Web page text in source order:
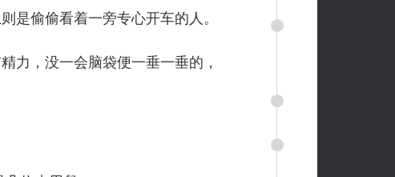
是偷偷看着一旁专心开车的人。
，没一会脑袋便一垂一垂的，